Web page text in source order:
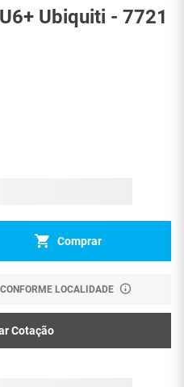
Ubiquiti - 7721
Comprar
LOCALIDADE
Cotação